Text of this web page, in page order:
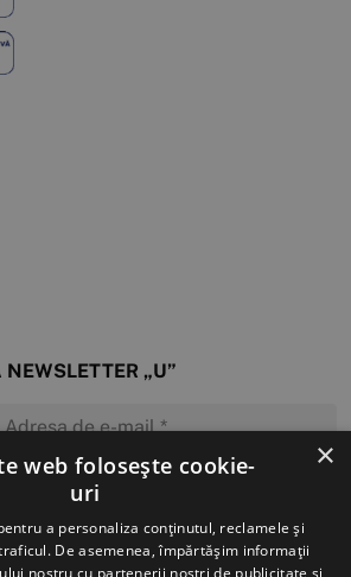
„U”
MĂ ABONEZ
×
web folosește cookie-
uri
a personaliza conținutul, reclamele și
De asemenea, împărtășim informații
nostru cu partenerii noștri de publicitate și